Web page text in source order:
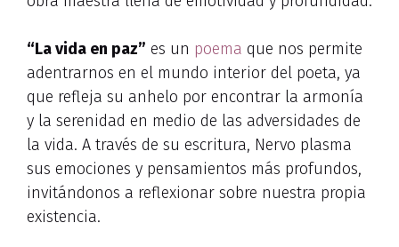
“La vida en paz” es un poema que nos permite
adentrarnos en el mundo interior del poeta, ya
que refleja su anhelo por encontrar la armonía
y la serenidad en medio de las adversidades de
la vida. A través de su escritura, Nervo plasma
sus emociones y pensamientos más profundos,
invitándonos a reflexionar sobre nuestra propia
existencia.